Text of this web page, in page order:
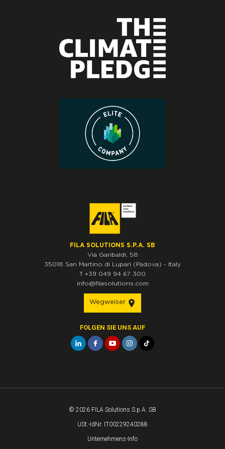
FILA SOLUTIONS S.P.A. SB
Via Garibaldi, 58
35018 San Martino di Lupari (Padova) - Italy
T +39 049 94 67 300
info@filasolutions.com
Wegweiser
FOLGEN SIE UNS AUF
© 2026 FILA Solutions S.p.A. SB
USt.-IdNr. IT00229240288
Unternehmens-Info